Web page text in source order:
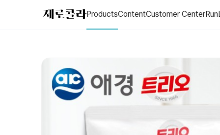
애경 트리오 주방세제 300ml홍초를 담은 주방세제 우리쌀 곡물설거지
제로콜라ProductsContentCustomer Center